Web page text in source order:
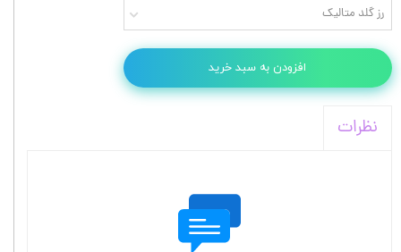
رز گلد متالیک
افزودن به سبد خرید
نظرات